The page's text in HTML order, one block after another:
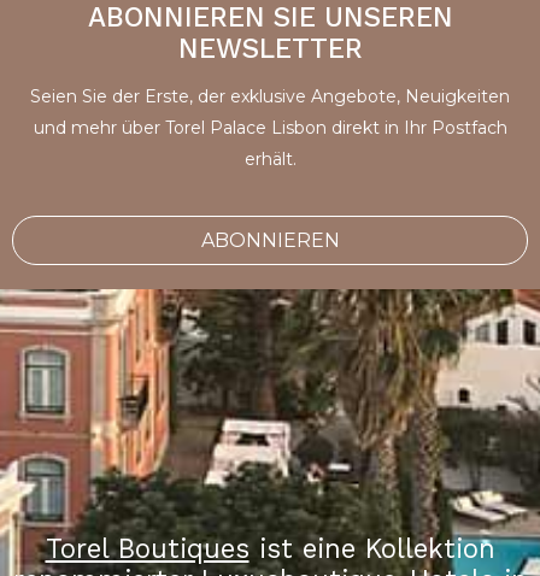
ABONNIEREN SIE UNSEREN
NEWSLETTER
Seien Sie der Erste, der exklusive Angebote, Neuigkeiten
und mehr über Torel Palace Lisbon direkt in Ihr Postfach
erhält.
ABONNIEREN
Torel Boutiquesist eine Kollektion